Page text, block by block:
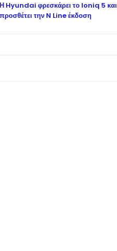
Η Hyundai φρεσκάρει το Ioniq 5 και
προσθέτει την N Line έκδοση